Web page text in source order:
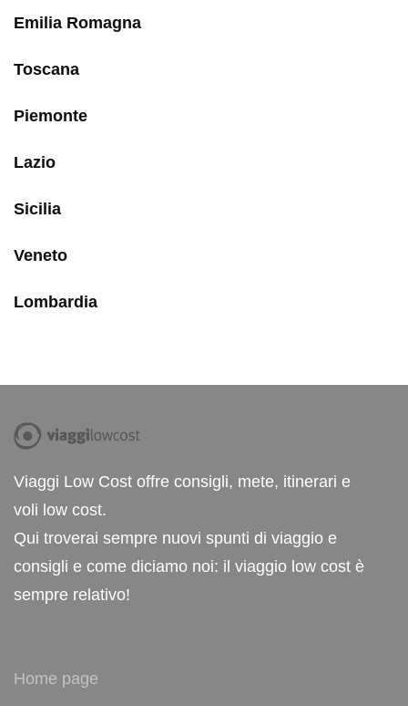
Emilia Romagna
Toscana
Piemonte
Lazio
Sicilia
Veneto
Lombardia
Viaggi Low Cost offre consigli, mete, itinerari e
voli low cost.
Qui troverai sempre nuovi spunti di viaggio e
consigli e come diciamo noi: il viaggio low cost è
sempre relativo!
Home page